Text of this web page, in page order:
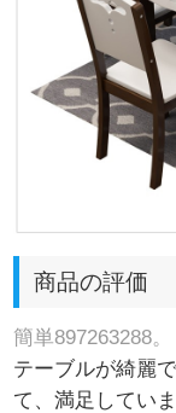
商品の評価
簡単897263288。
テーブルが綺麗
て、満足してい